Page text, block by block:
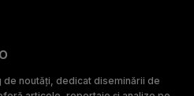
noutăți, dedicat diseminării de